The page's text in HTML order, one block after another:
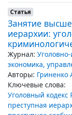
Статья
Занятие
иерархии:
Журнал:
экономика,
Авторы: Гриненко
Ключевые слова:
Уголовный кодекс
преступная